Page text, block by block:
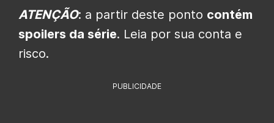
ATENÇÃO: a partir deste ponto contém
spoilers da série. Leia por sua conta e
risco.
PUBLICIDADE